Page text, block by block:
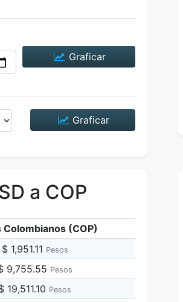
Graficar
Graficar
a COP
Colombianos (COP)
$ 1,951.11 Pesos
9,755.55 Pesos
19,511.10 Pesos